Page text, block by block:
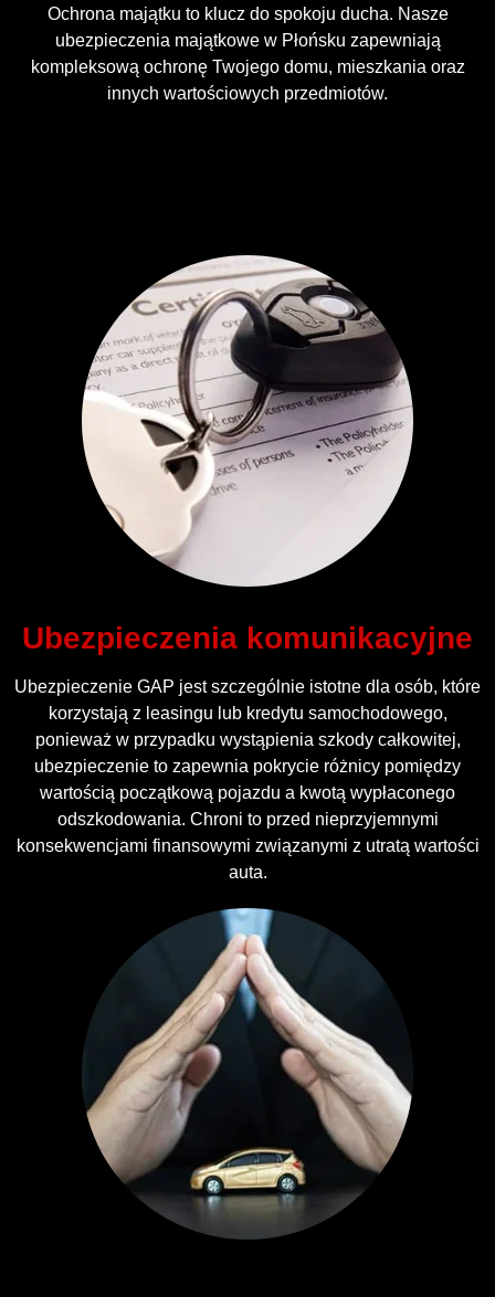
Ochrona majątku to klucz do spokoju ducha. Nasze
ubezpieczenia majątkowe w Płońsku zapewniają
kompleksową ochronę Twojego domu, mieszkania oraz
innych wartościowych przedmiotów.
Ubezpieczenia komunikacyjne
Ubezpieczenie GAP jest szczególnie istotne dla osób, które
korzystają z leasingu lub kredytu samochodowego,
ponieważ w przypadku wystąpienia szkody całkowitej,
ubezpieczenie to zapewnia pokrycie różnicy pomiędzy
wartością początkową pojazdu a kwotą wypłaconego
odszkodowania. Chroni to przed nieprzyjemnymi
konsekwencjami finansowymi związanymi z utratą wartości
auta.